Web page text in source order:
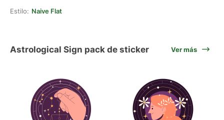
Estilo: Naive Flat
Astrological Sign pack de sticker Ver más